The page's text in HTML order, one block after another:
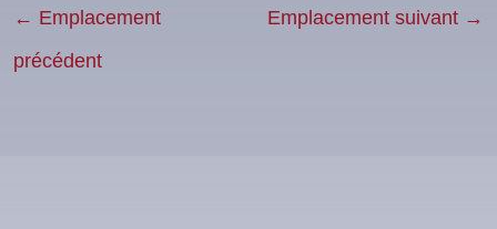
← Emplacement
précédent
Emplacement suivant →